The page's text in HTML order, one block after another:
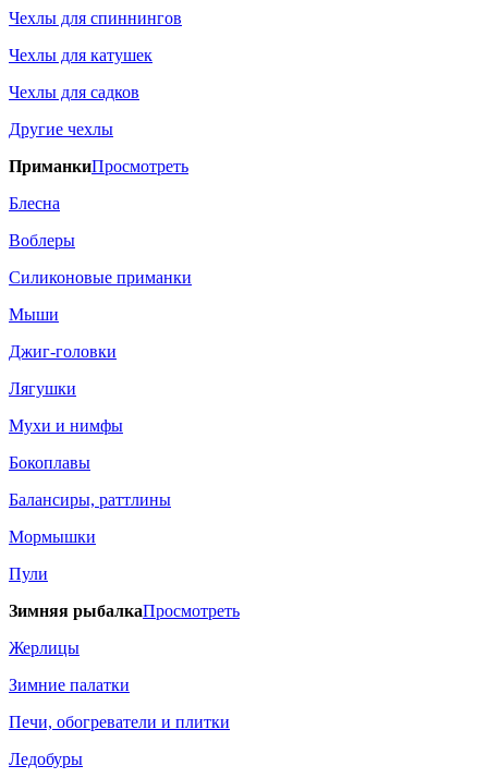
Чехлы для спиннингов
Чехлы для катушек
Чехлы для садков
Другие чехлы
ПриманкиПросмотреть
Блесна
Воблеры
Силиконовые приманки
Мыши
Джиг-головки
Лягушки
Мухи и нимфы
Бокоплавы
Балансиры, раттлины
Мормышки
Пули
Зимняя рыбалкаПросмотреть
Жерлицы
Зимние палатки
Печи, обогреватели и плитки
Ледобуры